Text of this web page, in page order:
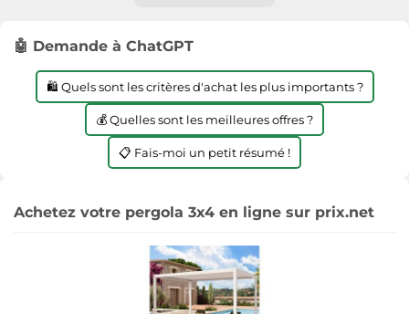
🤖 Demande à ChatGPT
🛍️ Quels sont les critères d'achat les plus importants ?
💰 Quelles sont les meilleures offres ?
📋 Fais-moi un petit résumé !
Achetez votre pergola 3x4 en ligne sur prix.net